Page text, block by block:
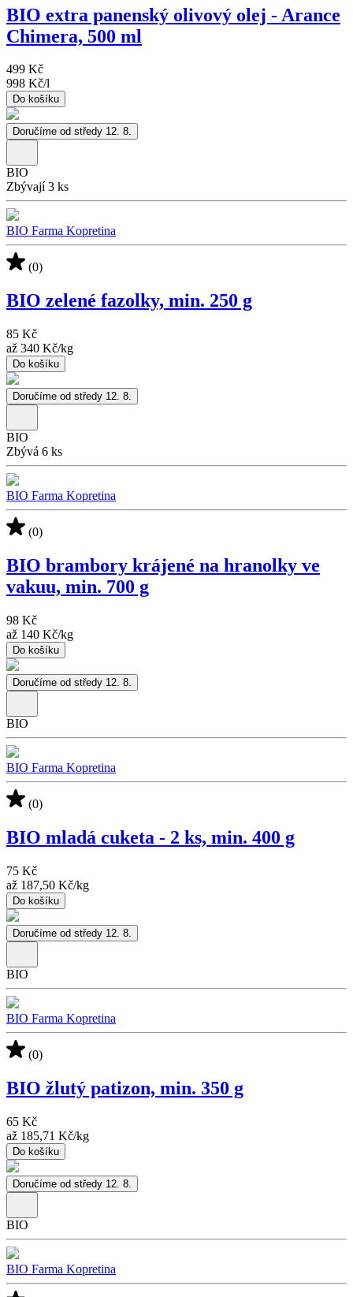
BIO extra panenský olivový olej - Arance
Chimera, 500 ml
499 Kč
998 Kč/l
Do košíku
Doručíme od středy 12. 8.
BIO
Zbývají 3 ks
BIO Farma Kopretina
(0)
BIO zelené fazolky, min. 250 g
85 Kč
až 340 Kč/kg
Do košíku
Doručíme od středy 12. 8.
BIO
Zbývá 6 ks
BIO Farma Kopretina
(0)
BIO brambory krájené na hranolky ve
vakuu, min. 700 g
98 Kč
až 140 Kč/kg
Do košíku
Doručíme od středy 12. 8.
BIO
BIO Farma Kopretina
(0)
BIO mladá cuketa - 2 ks, min. 400 g
75 Kč
až 187,50 Kč/kg
Do košíku
Doručíme od středy 12. 8.
BIO
BIO Farma Kopretina
(0)
BIO žlutý patizon, min. 350 g
65 Kč
až 185,71 Kč/kg
Do košíku
Doručíme od středy 12. 8.
BIO
BIO Farma Kopretina